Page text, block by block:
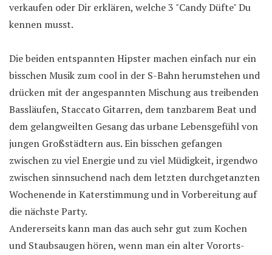
verkaufen oder Dir erklären, welche 3 "Candy Düfte" Du
kennen musst.
Die beiden entspannten Hipster machen einfach nur ein
bisschen Musik zum cool in der S-Bahn herumstehen und
drücken mit der angespannten Mischung aus treibenden
Bassläufen, Staccato Gitarren, dem tanzbarem Beat und
dem gelangweilten Gesang das urbane Lebensgefühl von
jungen Großstädtern aus. Ein bisschen gefangen
zwischen zu viel Energie und zu viel Müdigkeit, irgendwo
zwischen sinnsuchend nach dem letzten durchgetanzten
Wochenende in Katerstimmung und in Vorbereitung auf
die nächste Party.
Andererseits kann man das auch sehr gut zum Kochen
und Staubsaugen hören, wenn man ein alter Vororts-